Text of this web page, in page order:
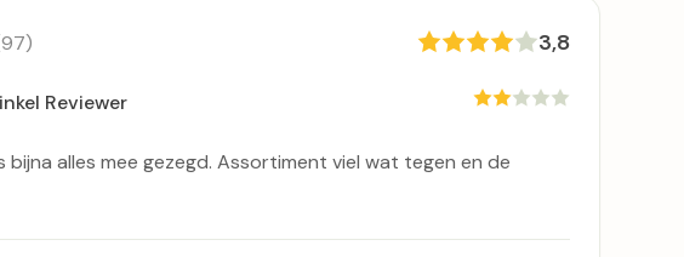
3,8
Reviewer
alles mee gezegd. Assortiment viel wat tegen en de